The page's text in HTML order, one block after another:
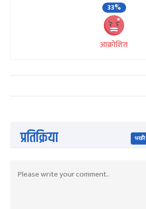
33%
आक्रोशित
प्रतिक्रिया भर्खरै